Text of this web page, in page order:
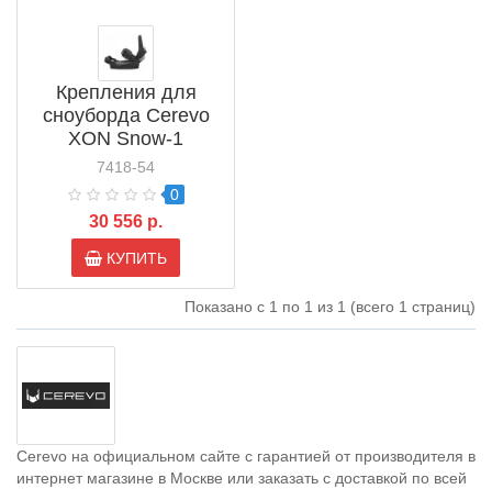
Крепления для
сноуборда Cerevo
XON Snow-1
7418-54
0
30 556 р.
КУПИТЬ
Показано с 1 по 1 из 1 (всего 1 страниц)
Cerevo на официальном сайте с гарантией от производителя в
интернет магазине в Москве или заказать с доставкой по всей